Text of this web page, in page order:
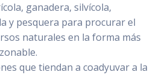
ganadera, silvícola,
y pesquera para procurar el
naturales en la forma más
que tiendan a coadyuvar a la